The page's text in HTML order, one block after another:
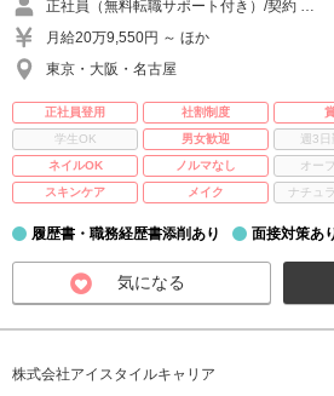
正社員（無料転職サポート付き）/契約 …
月給20万9,550円 ～ ほか
東京・大阪・名古屋
正社員登用 社割制度
学生OK
男女歓迎 週3日
ネイルOK
ノルマなし オー
スキンケア
メイク ナチュ
履歴書・職務経歴書添削あり 面接対策あ
気になる
株式会社アイスタイルキャリア